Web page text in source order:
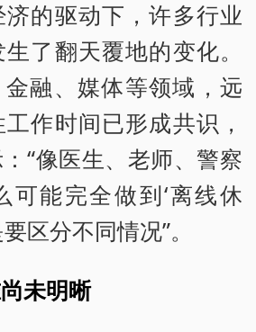
的驱动下，许多行业
了翻天覆地的变化。
融、媒体等领域，远
作时间已形成共识，
“像医生、老师、警察
可能完全做到‘离线休
区分不同情况”。
未明晰